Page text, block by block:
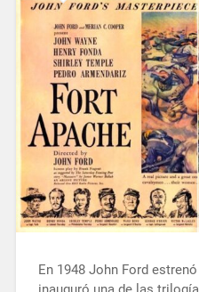
En 1948 John Ford